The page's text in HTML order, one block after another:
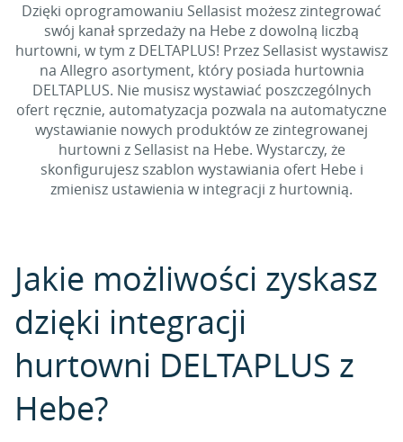
Dzięki oprogramowaniu Sellasist możesz zintegrować
swój kanał sprzedaży na Hebe z dowolną liczbą
hurtowni, w tym z DELTAPLUS! Przez Sellasist wystawisz
na Allegro asortyment, który posiada hurtownia
DELTAPLUS. Nie musisz wystawiać poszczególnych
ofert ręcznie, automatyzacja pozwala na automatyczne
wystawianie nowych produktów ze zintegrowanej
hurtowni z Sellasist na Hebe. Wystarczy, że
skonfigurujesz szablon wystawiania ofert Hebe i
zmienisz ustawienia w integracji z hurtownią.
Jakie możliwości zyskasz
dzięki integracji
hurtowni DELTAPLUS z
Hebe?